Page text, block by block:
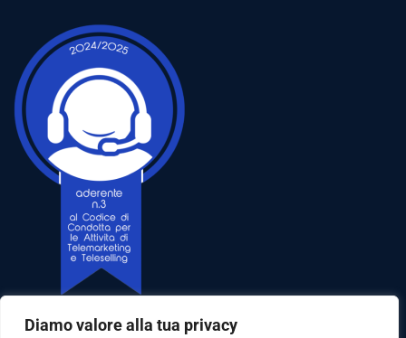
Diamo valore alla tua privacy